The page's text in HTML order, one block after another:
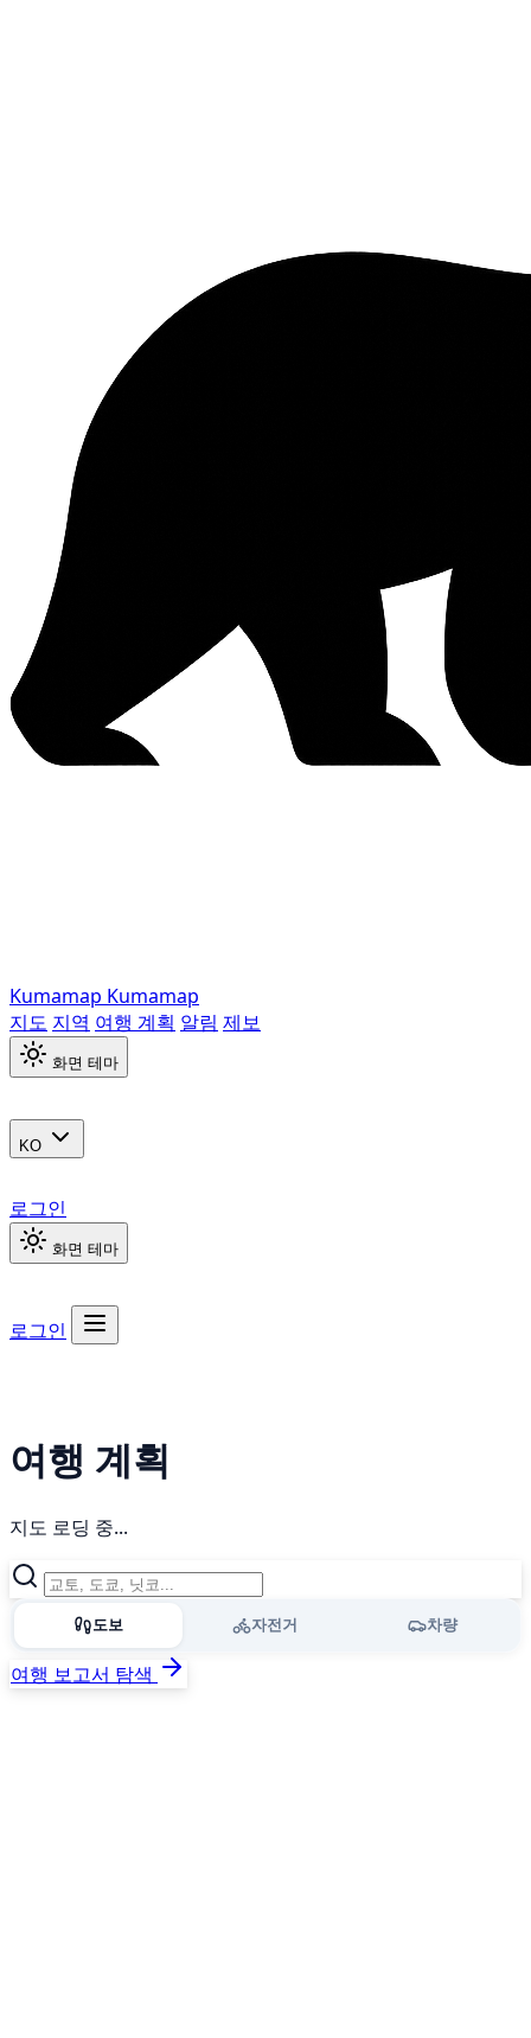
Kumamap Kumamap
지도 지역 여행 계획 알림 제보
화면 테마
KO
로그인
화면 테마
로그인
여행 계획
지도 로딩 중...
도보 자전거 차량
여행 보고서 탐색